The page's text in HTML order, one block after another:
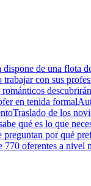
de una flota
con sus
en tenida
de los
qué es lo que
por qué
770 oferentes a